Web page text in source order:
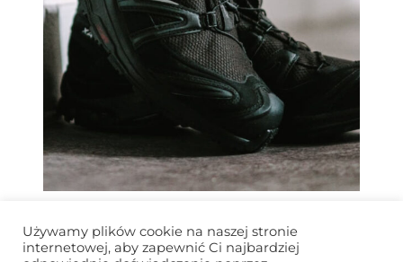
PRZEGLĄD MODELI
Używamy plików cookie na naszej stronie
internetowej, aby zapewnić Ci najbardziej